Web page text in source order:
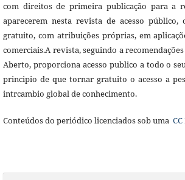
com direitos de primeira publicação para a
aparecerem nesta revista de acesso público,
gratuito, com atribuições próprias, em
comerciais.A revista, seguindo a
Aberto, proporciona acesso publico a todo o
principio de que tornar gratuito o acesso a
intrcambio global de conhecimento.
Conteúdos do periódico licenciados sob uma